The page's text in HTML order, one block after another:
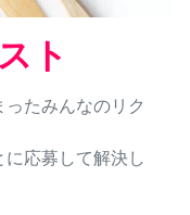
ト
たみんなのリク
応募して解決し